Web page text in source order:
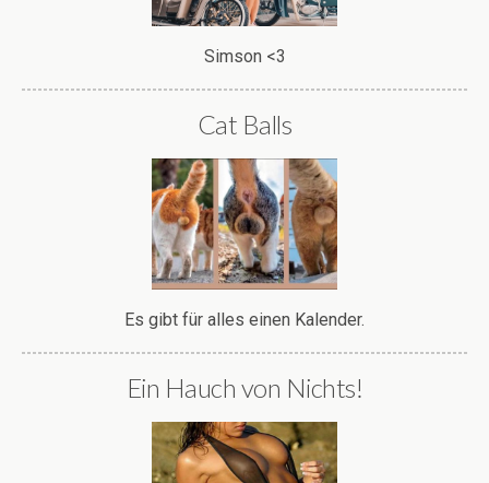
Simson <3
Cat Balls
Es gibt für alles einen Kalender.
Ein Hauch von Nichts!